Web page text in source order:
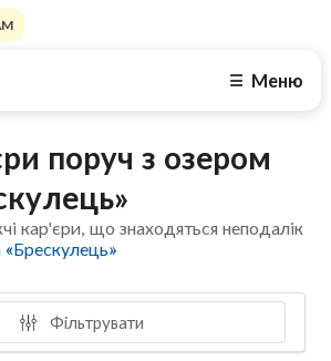
☰ Меню
поруч з озером
кар'єри, що знаходяться неподалік
«Брескулeць»
Фільтрувати